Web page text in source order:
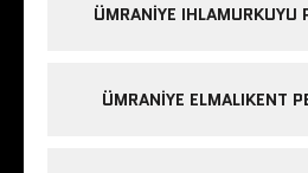
ÜMRANIYE IHLAMURKUYU
ÜMRANIYE ELMALIKENT